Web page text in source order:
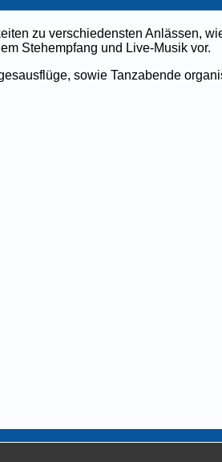
zu verschiedensten Anlässen,
Stehempfang und Live-Musik vor.
sowie Tanzabende